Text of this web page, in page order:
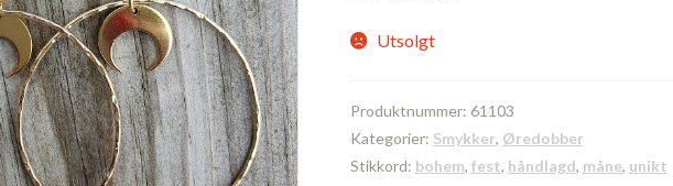
Utsolgt
Produktnummer: 61103
Kategorier: Smykker, Øredobber
Stikkord: bohem, fest, håndlagd, måne, unikt